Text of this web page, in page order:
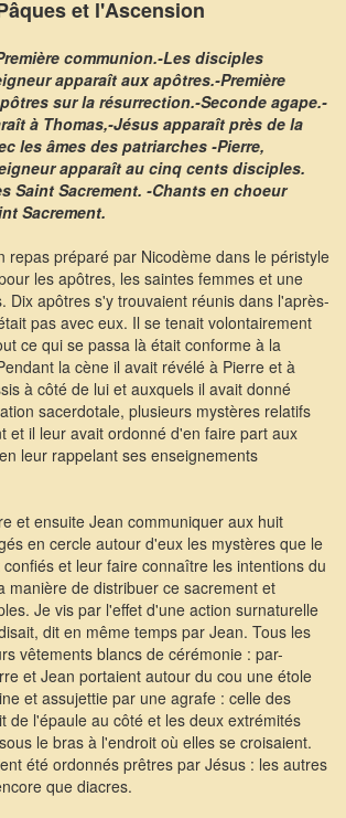
et l'Ascension
communion.-Les disciples
apparaît aux apôtres.-Première
sur la résurrection.-Seconde agape.-
à Thomas,-Jésus apparaît près de la
les âmes des patriarches -Pierre,
apparaît au cinq cents disciples.
Saint Sacrement. -Chants en choeur
Sacrement.
repas préparé par Nicodème dans le péristyle
les apôtres, les saintes femmes et une
Dix apôtres s'y trouvaient réunis dans l'après-
pas avec eux. Il se tenait volontairement
ce qui se passa là était conforme à la
la cène il avait révélé à Pierre et à
à côté de lui et auxquels il avait donné
sacerdotale, plusieurs mystères relatifs
et il leur avait ordonné d'en faire part aux
leur rappelant ses enseignements
et ensuite Jean communiquer aux huit
en cercle autour d'eux les mystères que le
et leur faire connaître les intentions du
manière de distribuer ce sacrement et
Je vis par l'effet d'une action surnaturelle
dit en même temps par Jean. Tous les
vêtements blancs de cérémonie : par-
et Jean portaient autour du cou une étole
et assujettie par une agrafe : celle des
de l'épaule au côté et les deux extrémités
le bras à l'endroit où elles se croisaient.
été ordonnés prêtres par Jésus : les autres
que diacres.